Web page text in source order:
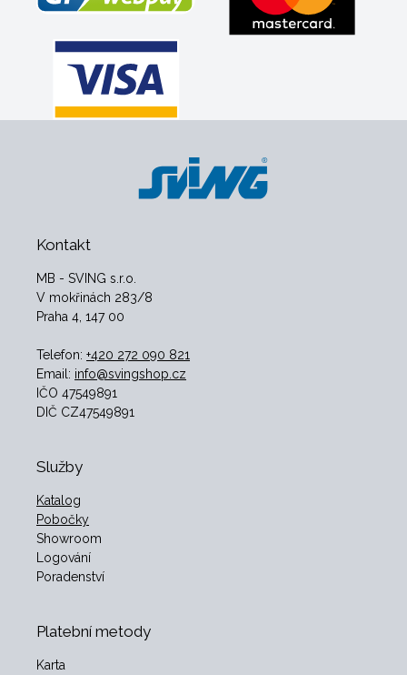
Kontakt
MB - SVING s.r.o.
V mokřinách 283/8
Praha 4, 147 00
Telefon: +420 272 090 821
Email: info@svingshop.cz
IČO 47549891
DIČ CZ47549891
Služby
Katalog
Pobočky
Showroom
Logování
Poradenství
Platební metody
Karta